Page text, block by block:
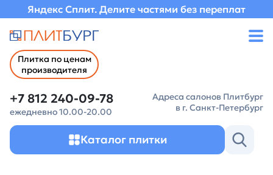
Яндекс Сплит. Делите частями без переплат
Плитка по ценам
производителя
+7 812 240-09-78
ежедневно 10.00-20.00
Адреса салонов Плитбург
в г. Санкт-Петербург
Каталог плитки